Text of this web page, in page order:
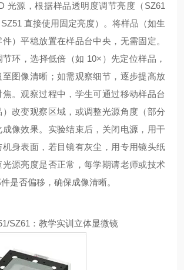
光源，根据样品透明度调节亮度（SZ61
直接使用固定亮度）。将样品（如生
）平稳放置在样品台中央，无需固定。
环，选择低倍（如 10×）先定位样品，
图像清晰；如需观察细节，逐步提高放
。观察过程中，学生可通过移动样品台
）改变观察区域，或调整光源角度（部分
像效果。实验结束后，关闭电源，用干
身表面，若目镜有灰尘，用专用镜头纸
源亮度是否正常，每学期请老师或技术
是否偏移，确保成像清晰。